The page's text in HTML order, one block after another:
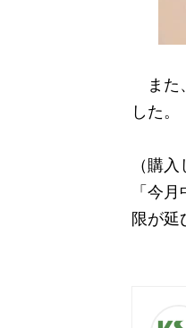
また
した。
（購
「今
限が延